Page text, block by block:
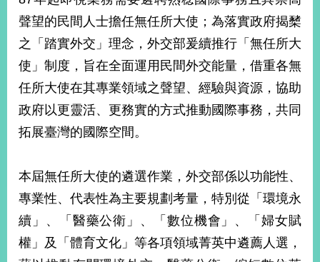
照
回
首
頁
網
站
導
關
於
新
聞
中
心
聲望的民間人士擔任無任所大使；為落實政府揭櫫
之「踏實外交」理念，外交部爰續推行「無任所大
使」制度，旨在全面運用民間外交能量，借重各無
任所大使在其專業領域之聲望、經驗與資源，協助
政府以更靈活、更務實的方式推動國際事務，共同
拓展臺灣的國際空間。
本屆無任所大使的遴選作業，外交部係以功能性、
專業性、代表性為主要規劃考量，特別從「環境永
續」、「醫藥公衛」、「數位機會」、「婦女賦
權」及「體育文化」等各項領域菁英中遴薦人選，